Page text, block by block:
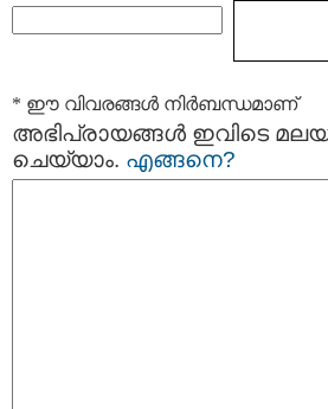
* ഈ വിവരങ്ങള്‍ നിര്‍ബന്ധമാണ്
അഭിപ്രായങ്ങള്‍ ഇവിടെ
ചെയ്യാം. എങ്ങനെ?